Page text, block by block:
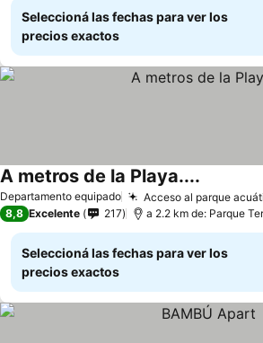
Seleccioná las fechas para ver los
precios exactos
Departamento equipado Acceso al parque
A metros de la Playa....
8,8 Excelente 217 a 2.2 km de: Parque
Seleccioná las fechas para ver los
precios exactos